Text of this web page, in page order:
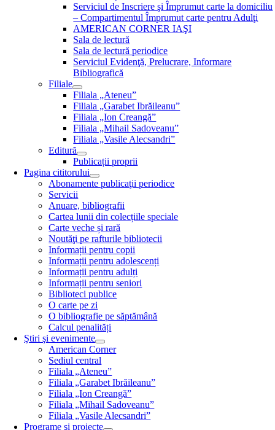
Serviciul de Inscriere şi Împrumut carte la domiciliu
– Compartimentul Împrumut carte pentru Adulţi
AMERICAN CORNER IAŞI
Sala de lectură
Sala de lectură periodice
Serviciul Evidenţă, Prelucrare, Informare
Bibliografică
Filiale
Filiala „Ateneu”
Filiala „Garabet Ibrăileanu”
Filiala „Ion Creangă”
Filiala „Mihail Sadoveanu”
Filiala „Vasile Alecsandri”
Editură
Publicații proprii
Pagina cititorului
Abonamente publicaţii periodice
Servicii
Anuare, bibliografii
Cartea lunii din colecțiile speciale
Carte veche și rară
Noutăţi pe rafturile bibliotecii
Informații pentru copii
Informații pentru adolescenți
Informații pentru adulți
Informații pentru seniori
Biblioteci publice
O carte pe zi
O bibliografie pe săptămână
Calcul penalități
Ştiri şi evenimente
American Corner
Sediul central
Filiala „Ateneu”
Filiala „Garabet Ibrăileanu”
Filiala „Ion Creangă”
Filiala „Mihail Sadoveanu”
Filiala „Vasile Alecsandri”
Programe şi proiecte